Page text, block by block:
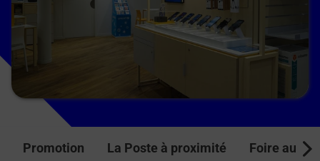
Promotion La Poste à proximité Foire aux